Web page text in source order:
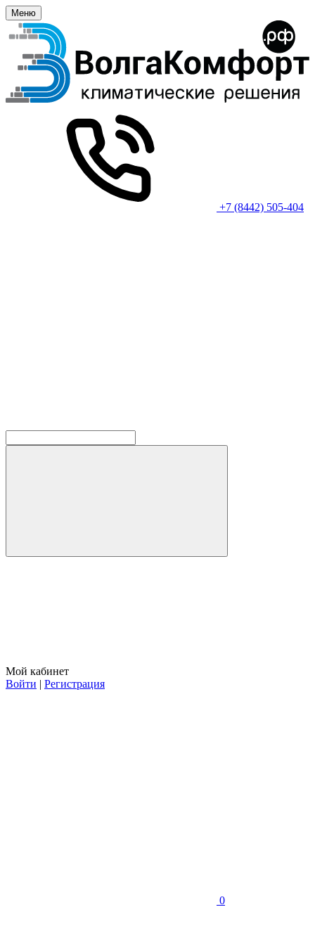
Меню
+7 (8442) 505-404
Мой кабинет
Войти | Регистрация
0